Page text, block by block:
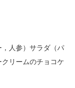
人参）サラダ（パ
リームのチョコケ